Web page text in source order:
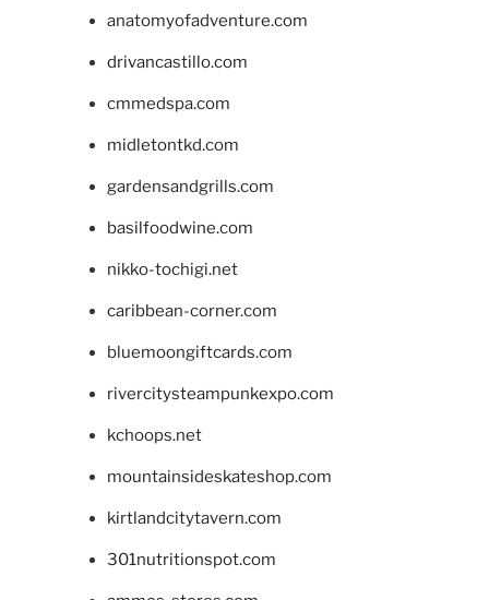
anatomyofadventure.com
drivancastillo.com
cmmedspa.com
midletontkd.com
gardensandgrills.com
basilfoodwine.com
nikko-tochigi.net
caribbean-corner.com
bluemoongiftcards.com
rivercitysteampunkexpo.com
kchoops.net
mountainsideskateshop.com
kirtlandcitytavern.com
301nutritionspot.com